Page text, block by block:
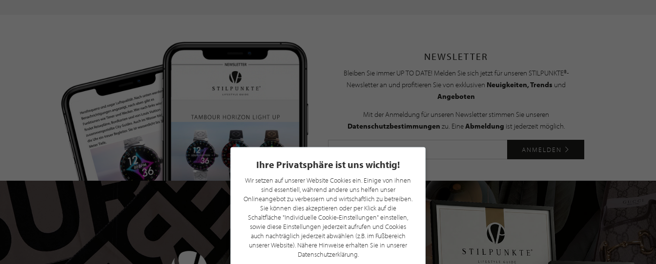
NEWSLETTER
Bleiben Sie immer UP TO DATE! Melden Sie sich jetzt für unseren STILPUNKTE®-
Newsletter an und profitieren Sie von exklusiven Neuigkeiten, Trends und
Angeboten
Mit der Anmeldung für unseren Newsletter stimmen Sie unseren
Datenschutzbestimmungen zu. EineAbmeldung ist jederzeit möglich.
ANMELDEN
Ihre Privatsphäre ist uns wichtig!
Wir setzen auf unserer Website Cookies ein. Einige von ihnen
sind essentiell, während andere uns helfen unser
Onlineangebot zu verbessern und wirtschaftlich zu betreiben.
Sie können dies akzeptieren oder per Klick auf die
Schaltfläche "Individuelle Cookie-Einstellungen" einstellen,
sowie diese Einstellungen jederzeit aufrufen und Cookies
auch nachträglich jederzeit abwählen (z.B. im Fußbereich
unserer Website). Nähere Hinweise erhalten Sie in unserer
Datenschutzerklärung.